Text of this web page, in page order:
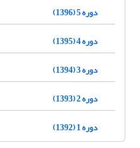
دوره 5 (1396)
دوره 4 (1395)
دوره 3 (1394)
دوره 2 (1393)
دوره 1 (1392)